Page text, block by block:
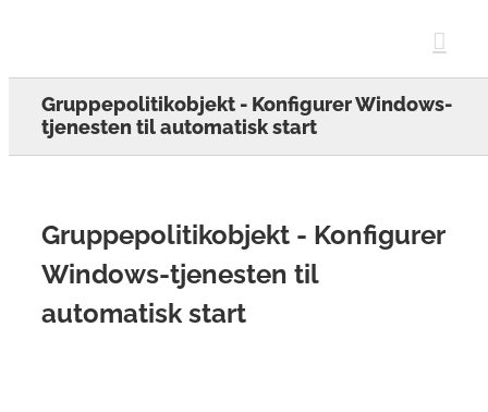
Gruppepolitikobjekt - Konfigurer Windows-
tjenesten til automatisk start
Gruppepolitikobjekt - Konfigurer
Windows-tjenesten til
automatisk start